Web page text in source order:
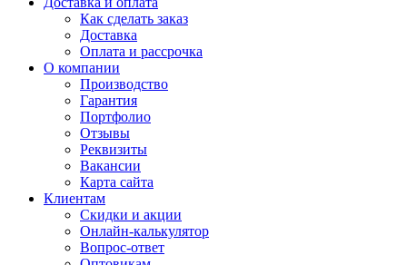
Как сделать заказ
Доставка
Оплата и рассрочка
О компании
Производство
Гарантия
Портфолио
Отзывы
Реквизиты
Вакансии
Карта сайта
Клиентам
Скидки и акции
Онлайн-калькулятор
Вопрос-ответ